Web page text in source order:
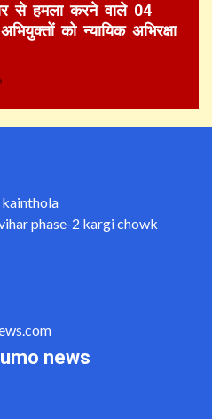
से हमला करने वाले 04
को न्यायिक अभिरक्षा
phase-2 kargi chowk
news